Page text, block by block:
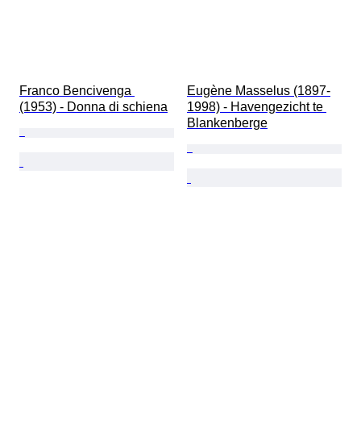
Franco Bencivenga
(1953) - Donna di schiena
Eugène Masselus (1897-
1998) - Havengezicht te
Blankenberge